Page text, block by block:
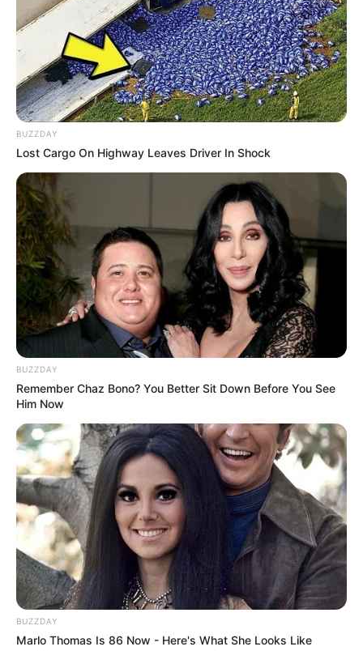
BUZZDAY
Lost Cargo On Highway Leaves Driver In Shock
BUZZDAY
Remember Chaz Bono? You Better Sit Down Before You See
Him Now
BUZZDAY
Marlo Thomas Is 86 Now - Here's What She Looks Like